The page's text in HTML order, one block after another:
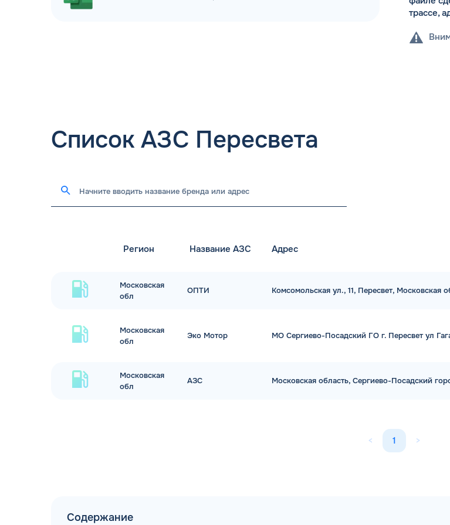
трассе,
Список АЗС Пересвета
Регион Название АЗС Адрес
Московская
обл
ОПТИ Комсомольская ул., 11, Пересвет, Московская
Московская
обл
Эко Мотор МО Сергиево-Посадский ГО г. Пересвет ул
Московская
обл
АЗС Московская область, Сергиево-Посадский
< 1 >
Содержание